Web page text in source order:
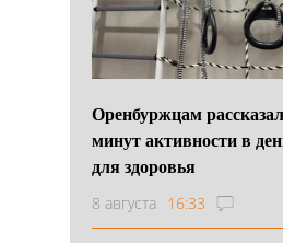
Оренбуржцам
минут активности в
для здоровья
8 августа 16:33